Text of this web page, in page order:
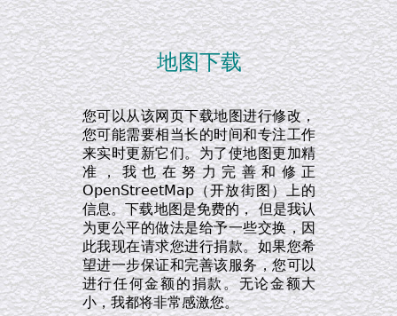
地图下载
您可以从该网页下载地图进行修改，
您可能需要相当长的时间和专注工作
来实时更新它们。为了使地图更加精
准，我也在努力完善和修正
OpenStreetMap（开放街图）上的
信息。下载地图是免费的， 但是我认
为更公平的做法是给予一些交换，因
此我现在请求您进行捐款。如果您希
望进一步保证和完善该服务，您可以
进行任何金额的捐款。无论金额大
小，我都将非常感激您。